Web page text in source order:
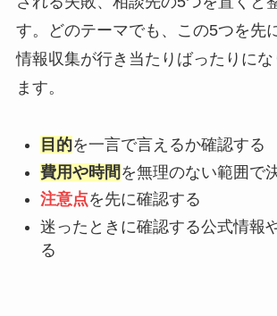
す。どのテーマでも、この5つを先
情報収集が行き当たりばったりにな
ます。
目的を一言で言えるか確認する
費用や時間 を無理のない範囲で
注意点を先に確認する
迷ったときに確認する公式情報
る